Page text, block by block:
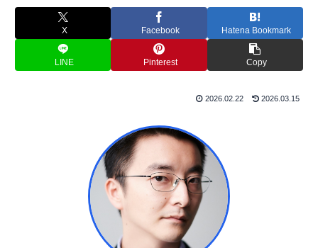
X Facebook Hatena Bookmark
LINE Pinterest Copy
2026.02.22 2026.03.15